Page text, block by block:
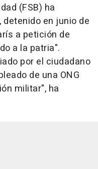
(FSB) ha
en junio de
a petición de
a la patria".
por el ciudadano
de una ONG
militar", ha